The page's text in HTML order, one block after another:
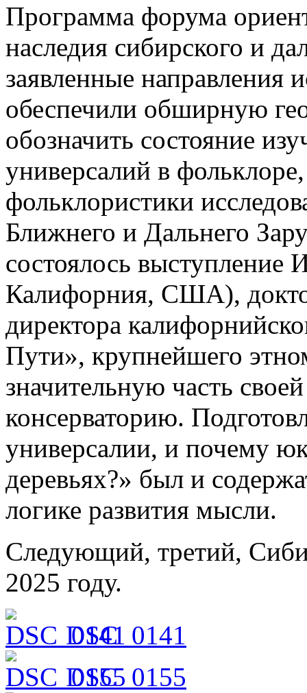
Программа форума
наследия сибирского и
заявленные направления
обеспечили обширную
обозначить состояние
универсалий в
фольклористики
Ближнего и Дальнего
состоялось выступление
Калифорния, США),
директора
Пути», крупнейшего
значительную часть
консерваторию.
универсалии, и почему
деревьях?» был и
логике развития мысли.
Следующий, третий,
2025 году.
DSC_0141
DSC_0155